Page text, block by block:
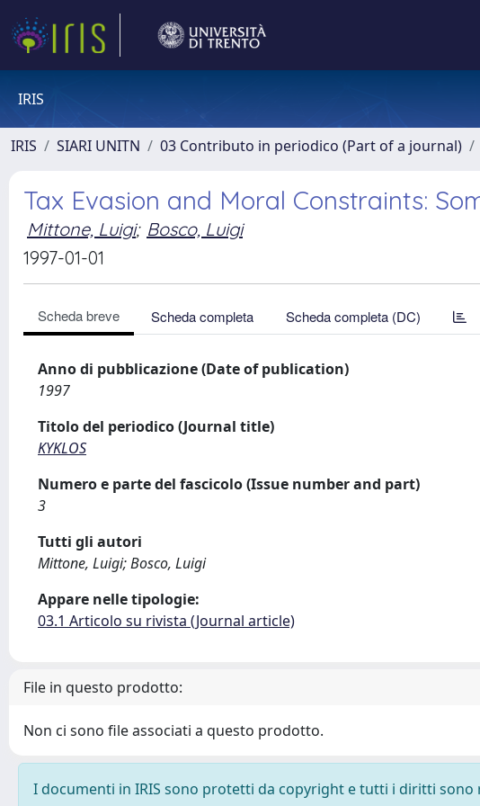
IRIS
IRIS SIARI UNITN 03 Contributo in periodico (Part of a journal)
Tax Evasion and Moral Constraints:
Mittone, Luigi; Bosco, Luigi
1997-01-01
Scheda breve Scheda completa Scheda completa (DC)
Anno di pubblicazione (Date of publication)
1997
Titolo del periodico (Journal title)
KYKLOS
Numero e parte del fascicolo (Issue number and part)
3
Tutti gli autori
Mittone, Luigi; Bosco, Luigi
Appare nelle tipologie:
03.1 Articolo su rivista (Journal article)
File in questo prodotto:
Non ci sono file associati a questo prodotto.
I documenti in IRIS sono protetti da copyright e tutti i diritti sono